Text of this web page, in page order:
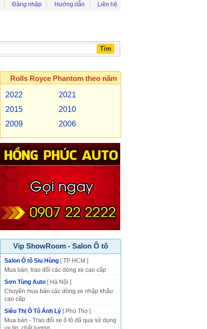
Đăng nhập Hướng dẫn Liên hệ
Rolls Royce Phantom theo năm
2022
2021
2015
2010
2009
2006
Vip ShowRoom - Salon Ô tô
Salon Ô tô Siu Hùng [ TP HCM ]
Mua bán, trao đổi các dòng xe cao cấp
Sơn Tùng Auto [ Hà Nội ]
Chuyên mua bán các dòng xe nhập khẩu
cao cấp
Siêu Thị Ô Tô Ánh Lý [ Phú Thọ ]
Mua bán - Trao đổi xe ô tô đã qua sử dụng